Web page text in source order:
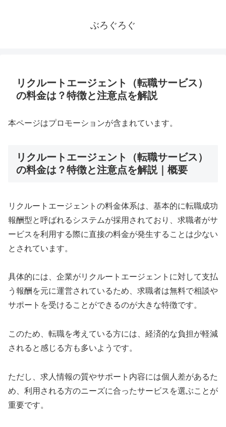
ぶろぐろぐ
リクルートエージェント（転職サービス）
の料金は？特徴と注意点を解説
本ページはプロモーションが含まれています。
リクルートエージェント（転職サービス）
の料金は？特徴と注意点を解説｜概要
リクルートエージェントの料金体系は、基本的に転職成功
報酬型と呼ばれるシステムが採用されており、求職者がサ
ービスを利用する際に直接の料金が発生することは少ない
とされています。
具体的には、企業がリクルートエージェントに対して支払
う報酬を元に運営されているため、求職者は無料で相談や
サポートを受けることができるのが大きな特徴です。
このため、転職を考えている方には、経済的な負担が軽減
されると感じる方も多いようです。
ただし、求人情報の質やサポート内容には個人差があるた
め、利用される方のニーズに合ったサービスを選ぶことが
重要です。